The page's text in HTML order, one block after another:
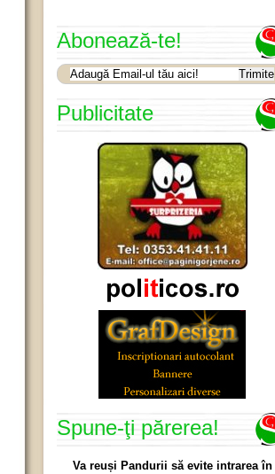
Abonează-te!
Publicitate
Spune-ţi părerea!
Va reuși Pandurii să evite intrarea în